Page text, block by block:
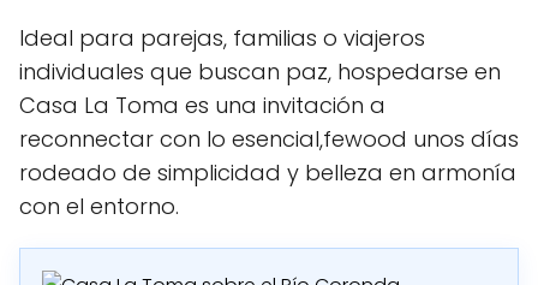
Ideal para parejas, familias o viajeros
individuales que buscan paz, hospedarse en
Casa La Toma es una invitación a
reconnectar con lo esencial,fewood unos días
rodeado de simplicidad y belleza en armonía
con el entorno.